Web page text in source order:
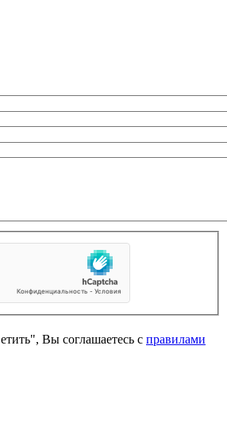
Вы соглашаетесь с правилами